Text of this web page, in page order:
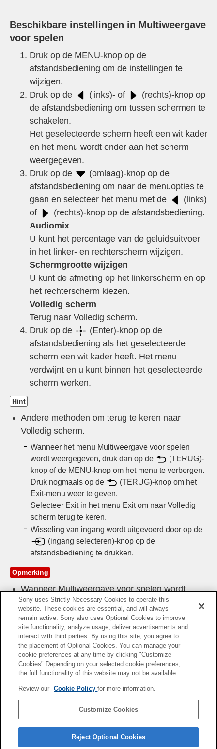
Beschikbare instellingen in Multiweergave
voor spelen
Druk op de MENU-knop op de
afstandsbediening om de instellingen te
wijzigen.
Druk op de
(links)- of
(rechts)-knop op
de afstandsbediening om tussen schermen te
schakelen.
Het geselecteerde scherm heeft een wit kader
en het menu wordt onder aan het scherm
weergegeven.
Druk op de
(omlaag)-knop op de
afstandsbediening om naar de menuopties te
gaan en selecteer het menu met de
(links)
of
(rechts)-knop op de afstandsbediening.
Audiomix
U kunt het percentage van de geluidsuitvoer
in het linker- en rechterscherm wijzigen.
Schermgrootte wijzigen
U kunt de afmeting op het linkerscherm en op
het rechterscherm kiezen.
Volledig scherm
Terug naar Volledig scherm.
Druk op de
(Enter)-knop op de
afstandsbediening als het geselecteerde
scherm een wit kader heeft. Het menu
verdwijnt en u kunt binnen het geselecteerde
scherm werken.
Hint
Andere methoden om terug te keren naar
Volledig scherm.
Wanneer het menu Multiweergave voor spelen
wordt weergegeven, druk dan op de
(TERUG)-
knop of de MENU-knop om het menu te verbergen.
Druk nogmaals op de
(TERUG)-knop om het
Exit-menu weer te geven.
Selecteer Exitin het menu Exitom naar Volledig
schermterug te keren.
Wisseling van ingang wordt uitgevoerd door op de
(ingang selecteren)-knop op de
afstandsbediening te drukken.
Opmerking
WanneerMultiweergave voor spelenwordt
weergegeven, neemt de vertraging in het spel
toe.
Wijzigingen voorbehouden.
Verwant onderwerp
Gamemenu
B-E71-100-64(1)
Sony uses Strictly Necessary Cookies to operate this
website. These cookies are essential, and will always
remain active. Sony also uses Optional Cookies to improve
site functionality, analyze usage, deliver advertisements and
interact with third parties. By using this site, you agree to
the placement of Optional Cookies. You can manage your
cookie preferences at any time by clicking "Customize
Cookies" Depending on your selected cookie preferences,
the full functionality of this website may not be available.
Review our Cookie Policyfor more information.
Customize Cookies
Reject Optional Cookies